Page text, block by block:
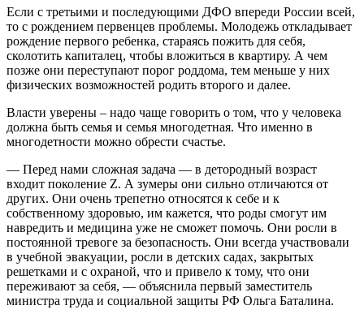
Если с третьими и последующими ДФО впереди России всей,
то с рождением первенцев проблемы. Молодежь откладывает
рождение первого ребенка, стараясь пожить для себя,
сколотить капиталец, чтобы вложиться в квартиру. А чем
позже они переступают порог роддома, тем меньше у них
физических возможностей родить второго и далее.
Власти уверены – надо чаще говорить о том, что у человека
должна быть семья и семья многодетная. Что именно в
многодетности можно обрести счастье.
― Перед нами сложная задача ― в детородный возраст
входит поколение Z. А зумеры они сильно отличаются от
других. Они очень трепетно относятся к себе и к
собственному здоровью, им кажется, что роды смогут им
навредить и медицина уже не сможет помочь. Они росли в
постоянной тревоге за безопасность. Они всегда участвовали
в учебной эвакуации, росли в детских садах, закрытых
решетками и с охраной, что и привело к тому, что они
переживают за себя, ― объяснила первый заместитель
министра труда и социальной защиты РФ Ольга Баталина.